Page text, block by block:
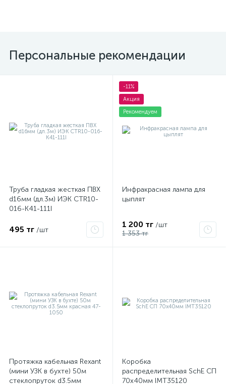
Персональные рекомендации
Труба гладкая жесткая ПВХ
d16мм (дл.3м) ИЭК CTR10-
016-K41-111I
495 тг /шт
-11%
Акция
Рекомендуем
Инфракрасная лампа для
цыплят
1 200 тг /шт
1 353 тг
Протяжка кабельная Rexant
(мини УЗК в бухте) 50м
стеклопруток d3.5мм
Коробка
распределительная SchE СП
70х40мм IMT35120